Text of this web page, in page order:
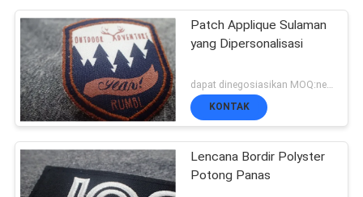
Patch Applique Sulaman
yang Dipersonalisasi
dapat dinegosiasikan MOQ:negosiasi, 500 pcs / per item
KONTAK
Lencana Bordir Polyster
Potong Panas